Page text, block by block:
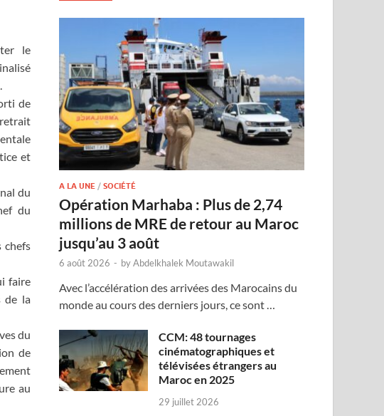
le
de
et
du
du
chefs
faire
de la
du
de
au
A LA UNE /SOCIÉTÉ
Opération Marhaba : Plus de 2,74
millions de MRE de retour au Maroc
jusqu’au 3 août
6 août 2026 - byAbdelkhalek Moutawakil
Avec l’accélération des arrivées des Marocains du
monde au cours des derniers jours, ce sont …
CCM: 48 tournages
cinématographiques et
télévisées étrangers au
Maroc en 2025
29 juillet 2026